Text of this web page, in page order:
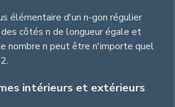
élémentaire d'un n-gon régulier
côtés n de longueur égale et
nombre n peut être n'importe quel
intérieurs et extérieurs